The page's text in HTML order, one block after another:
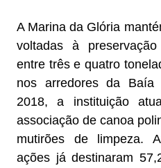
A Marina da Glória
voltadas à
entre três e quatro
nos arredores da Baía
2018, a instituição
associação de canoa
mutirões de limpeza.
ações já destinaram